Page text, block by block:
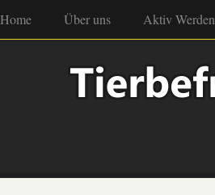
Home Über uns Aktiv Werden